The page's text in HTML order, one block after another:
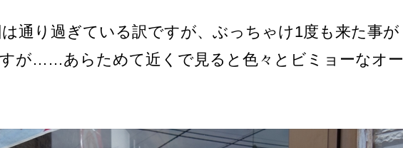
通り過ぎている訳ですが、ぶっちゃけ1度も来た事が
が……あらためて近くで見ると色々とビミョーなオー